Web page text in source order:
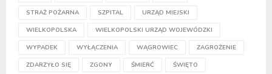
STRAŻ POŻARNA SZPITAL URZĄD MIEJSKI
WIELKOPOLSKA WIELKOPOLSKI URZĄD WOJEWÓDZKI
WYPADEK WYŁĄCZENIA WĄGROWIEC ZAGROŻENIE
ZDARZYŁO SIĘ ZGONY ŚMIERĆ ŚWIĘTO